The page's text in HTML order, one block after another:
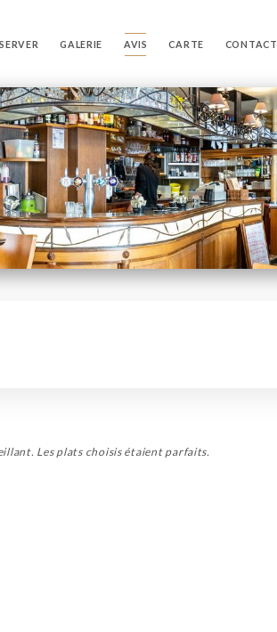
GALERIE AVIS CARTE CONTACT
Les plats choisis étaient parfaits.